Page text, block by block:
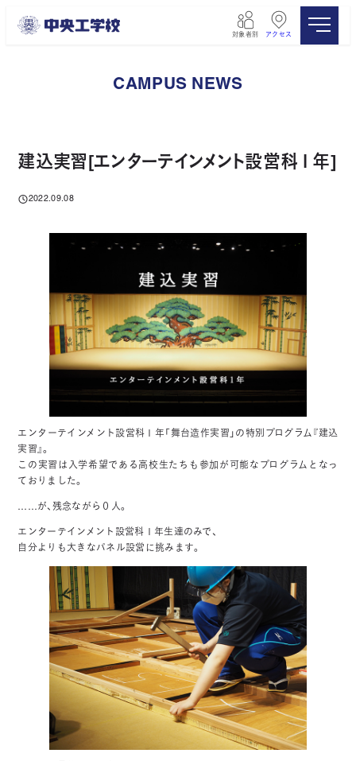
対象者別 アクセス
CAMPUS NEWS
建込実習[エンターテインメント設営科１年]
投稿日
2022.09.08
エンターテインメント設営科１年「舞台造作実習」の特別プログラム『建込
実習』。
この実習は入学希望である高校生たちも参加が可能なプログラムとなっ
ておりました。
……が、残念ながら０人。
エンターテインメント設営科１年生達のみで、
自分よりも大きなパネル設営に挑みます。